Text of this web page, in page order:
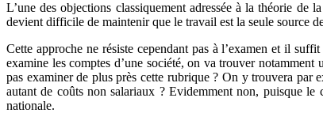
L’une des objections classiquement adressée à la théorie
devient difficile de maintenir que le travail est la seule source
Cette approche ne résiste cependant pas à l’examen et il
examine les comptes d’une société, on va trouver
pas examiner de plus près cette rubrique ? On y trouvera par
autant de coûts non salariaux ? Evidemment non, puisque
nationale.